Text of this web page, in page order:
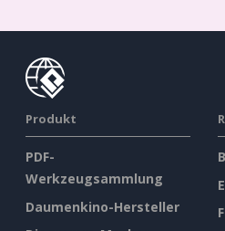
Produkt
PDF-
Werkzeugsammlung
Daumenkino-Hersteller